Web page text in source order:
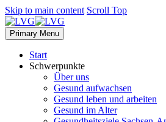
Skip to main content Scroll Top
Primary Menu
Start
Schwerpunkte
Über uns
Gesund aufwachsen
Gesund leben und arbeiten
Gesund im Alter